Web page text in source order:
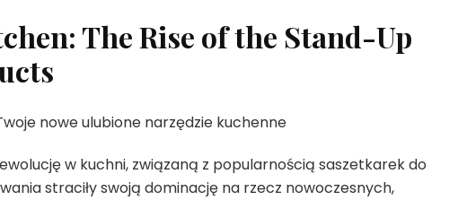
The Rise of the Stand-Up
nowe ulubione narzędzie kuchenne
w kuchni, związaną z popularnością saszetkarek do
straciły swoją dominację na rzecz nowoczesnych,